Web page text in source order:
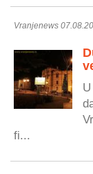
Vranjenews
fi...